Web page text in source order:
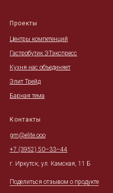
Проекты
Центры компетенций
Гастробутик ЭТэкспресс
Кухня нас объединяет
Элит Трейд
Барная тема
Контакты
gm@elite.ooo
+7 (3952) 50–33–44
г. Иркутск, ул. Камская, 11 Б
Поделиться отзывом о продукте